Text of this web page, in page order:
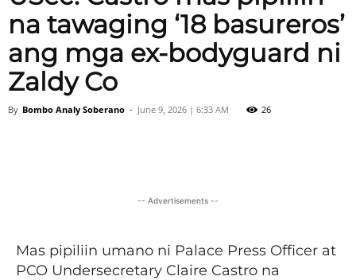
na tawaging ‘18 basureros’
ang mga ex-bodyguard ni
Zaldy Co
By Bombo Analy Soberano - June 9, 2026 | 6:33 AM 26
-- Advertisements --
Mas pipiliin umano ni Palace Press Officer at
PCO Undersecretary Claire Castro na